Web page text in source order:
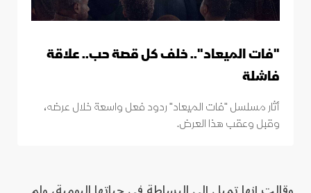
"فات الميعاد".. خلف كل قصة حب.. علاقة
فاشلة
أثار مسلسل "فات الميعاد" ردود فعل واسعة خلال عرضه،
وقبل وعقب هذا العرض.